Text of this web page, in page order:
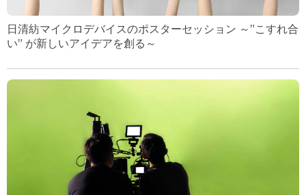
日清紡マイクロデバイスのポスターセッション ～”こすれ合
い” が新しいアイデアを創る～